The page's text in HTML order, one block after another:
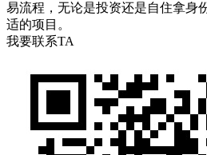
易流程，无论是投资还是自住拿身
适的项目。
我要联系TA